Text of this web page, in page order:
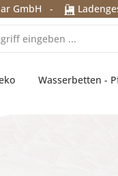
GmbH -
Wasserbetten -